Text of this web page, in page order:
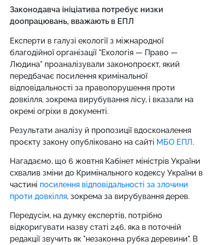
Законодавча ініціатива потребує низки
доопрацювань, вважають в ЕПЛ
Експерти в галузі екології з міжнародної
благодійної організації "Екологія — Право —
Людина" проаналізували законопроєкт, який
передбачає посилення кримінальної
відповідальності за правопорушення проти
довкілля, зокрема вирубування лісу, і вказали на
окремі огріхи в документі.
Результати аналізу й пропозиції вдосконалення
проєкту закону опубліковано на сайті МБО ЕПЛ.
Нагадаємо, що 6 жовтня Кабінет міністрів України
схвалив зміни до Кримінального кодексу України в
частині посилення відповідальності за злочини
проти довкілля, зокрема за вирубування дерев.
Передусім, на думку експертів, потрібно
відкоригувати назву статі 246, яка в поточній
редакції звучить як "незаконна рубка деревини". В